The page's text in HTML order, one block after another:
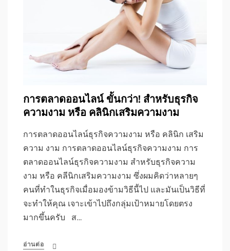
การตลาดออนไลน์ ขั้นกว่า! สำหรับธุรกิจ
ความงาม หรือ คลินิกเสริมความงาม
การตลาดออนไลน์ธุรกิจความงาม หรือ คลินิก เสริม
ความ งาม การตลาดออนไลน์ธุรกิจความงาม การ
ตลาดออนไลน์ธุรกิจความงาม สำหรับธุรกิจความ
งาม หรือ คลีนิกเสริมความงาม ซึ่งผมคิดว่าหลายๆ
คนที่ทำในธุรกิจเมื่อมองข้ามวิธีนี้ไป และมันเป็นวิธีที่
จะทำให้คุณ เจาะเข้าไปถึงกลุ่มเป้าหมายโดยตรง
มากขึ้นครับ ส…
อ่านต่อ